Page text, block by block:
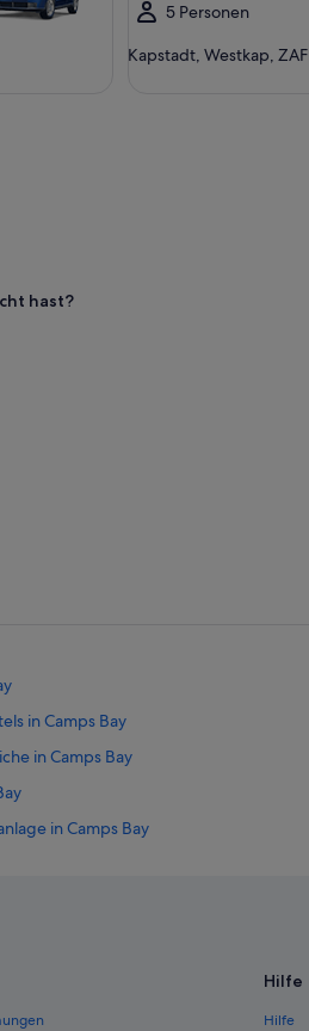
5 Personen
Kapstadt, Westkap, ZAF
hast?
in Camps Bay
in Camps Bay
in Camps Bay
in Sea Point
Hilfe
Hilfe